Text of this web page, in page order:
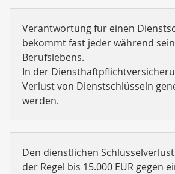
Verantwortung für einen
bekommt fast jeder während
Berufslebens.
In der
Verlust von Dienstschlüsseln
werden.
Den dienstlichen
der Regel bis 15.000 EUR gegen